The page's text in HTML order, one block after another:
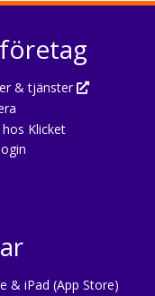
& tjänster
Klicket
& iPad (App Store)